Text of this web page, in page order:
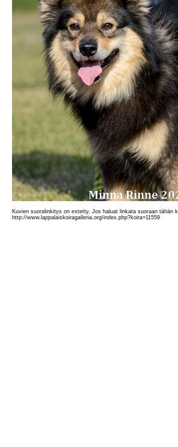
Kuvien suoralinkitys on estetty. Jos haluat linkata suoraan tähän
http://www.lappalaiskoiragalleria.org/index.php?koira=11559